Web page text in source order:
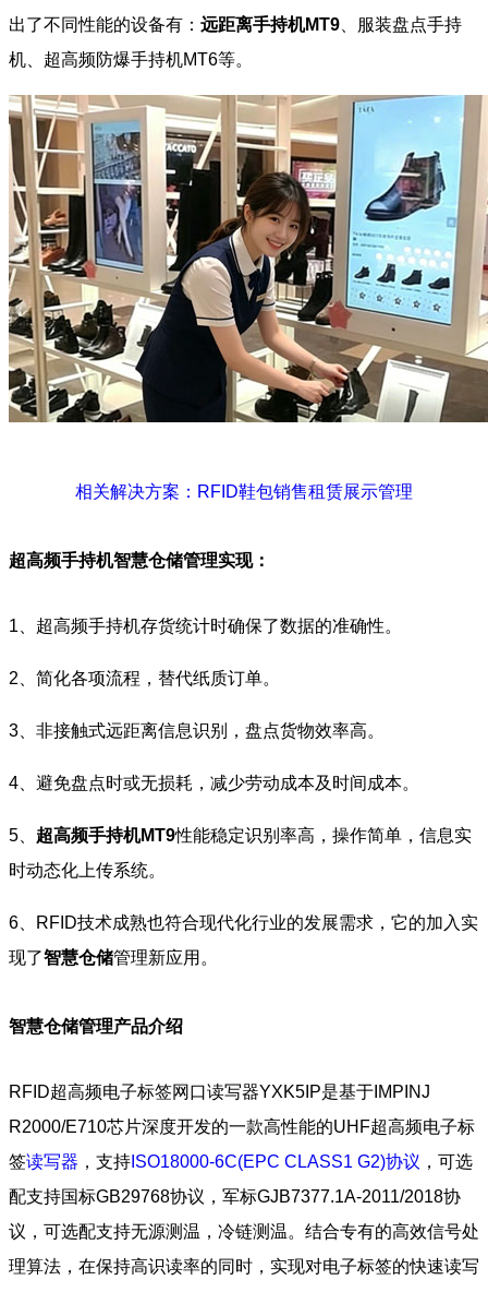
出了不同性能的设备有： 远距离手持机MT9、服装盘点手持
机、超高频防爆手持机MT6等。
相关解决方案：RFID鞋包销售租赁展示管理
超高频手持机智慧仓储管理实现：
1、超高频手持机存货统计时确保了数据的准确性。
2、简化各项流程，替代纸质订单。
3、非接触式远距离信息识别，盘点货物效率高。
4、避免盘点时或无损耗，减少劳动成本及时间成本。
5、 超高频手持机MT9性能稳定识别率高，操作简单，信息实
时动态化上传系统。
6、RFID技术成熟也符合现代化行业的发展需求，它的加入实
现了智慧仓储管理新应用。
智慧仓储管理产品介绍
RFID超高频电子标签网口读写器YXK5IP是基于IMPINJ
R2000/E710芯片深度开发的一款高性能的UHF超高频电子标
签读写器 ，支持 ISO18000-6C(EPC CLASS1 G2)协议 ，可选
配支持国标GB29768协议，军标GJB7377.1A-2011/2018协
议，可选配支持无源测温，冷链测温。结合专有的高效信号处
理算法，在保持高识读率的同时，实现对电子标签的快速读写